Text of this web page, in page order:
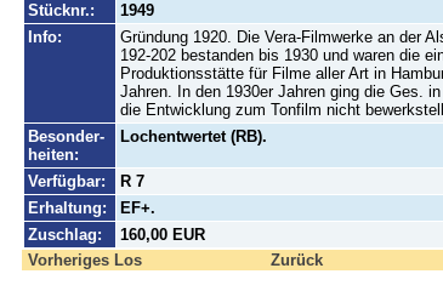
Stücknr.:
1949
Info:
Gründung 1920. Die Vera-Filmwerke an der
192-202 bestanden bis 1930 und waren die
Produktionsstätte für Filme aller Art in
Jahren. In den 1930er Jahren ging die Ges.
die Entwicklung zum Tonfilm nicht
Besonder-
heiten:
Lochentwertet (RB).
Verfügbar:
R 7
Erhaltung:
EF+.
Zuschlag:
160,00 EUR
Vorheriges Los
Zurück